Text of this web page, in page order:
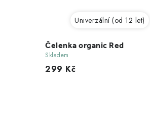
Čelenka organic Red
Univerzální (od 12 let)
Skladem
299 Kč